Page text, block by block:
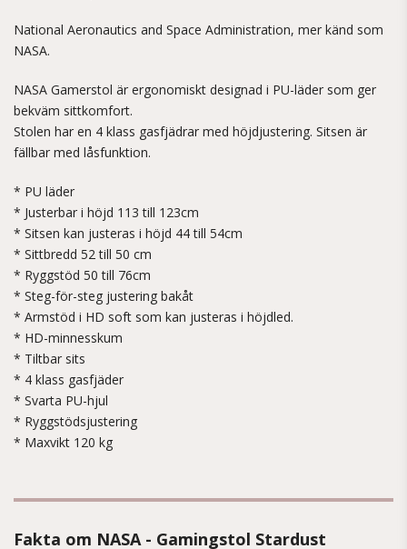
National Aeronautics and Space Administration, mer känd som
NASA.
NASA Gamerstol är ergonomiskt designad i PU-läder som ger
bekväm sittkomfort.
Stolen har en 4 klass gasfjädrar med höjdjustering. Sitsen är
fällbar med låsfunktion.
* PU läder
* Justerbar i höjd 113 till 123cm
* Sitsen kan justeras i höjd 44 till 54cm
* Sittbredd 52 till 50 cm
* Ryggstöd 50 till 76cm
* Steg-för-steg justering bakåt
* Armstöd i HD soft som kan justeras i höjdled.
* HD-minnesskum
* Tiltbar sits
* 4 klass gasfjäder
* Svarta PU-hjul
* Ryggstödsjustering
* Maxvikt 120 kg
Fakta om NASA - Gamingstol Stardust